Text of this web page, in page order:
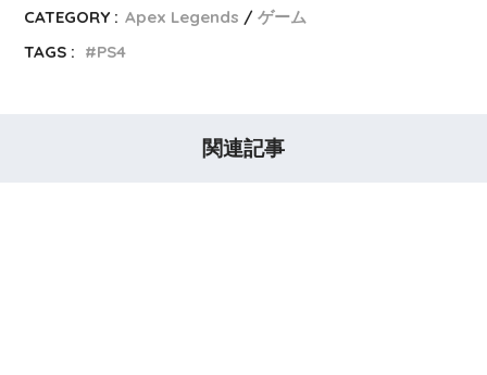
CATEGORY : Apex Legends
ゲーム
TAGS :
PS4
関連記事